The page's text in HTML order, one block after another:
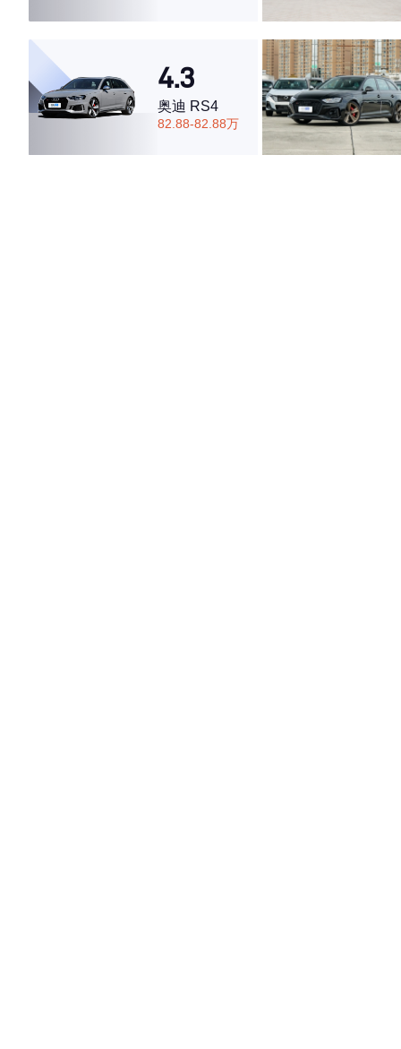
4.3
奥迪 RS4
82.88-82.88万